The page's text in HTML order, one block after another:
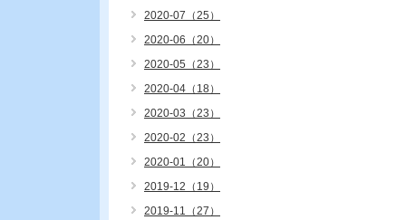
2020-07（25）
2020-06（20）
2020-05（23）
2020-04（18）
2020-03（23）
2020-02（23）
2020-01（20）
2019-12（19）
2019-11（27）